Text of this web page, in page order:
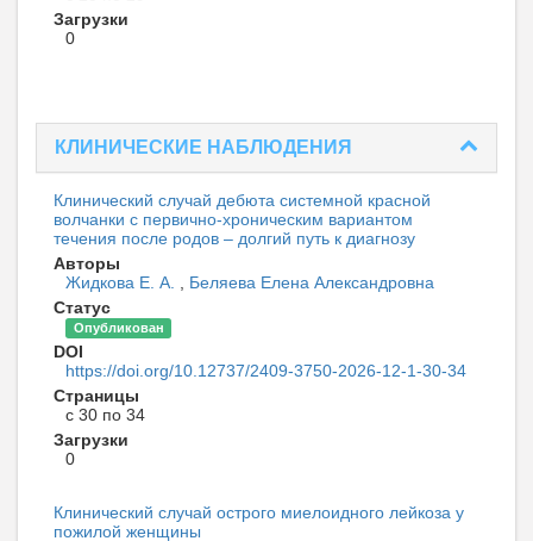
Загрузки
0
КЛИНИЧЕСКИЕ НАБЛЮДЕНИЯ
Клинический случай дебюта системной красной
волчанки с первично-хроническим вариантом
течения после родов – долгий путь к диагнозу
Авторы
Жидкова Е. А.
Беляева Елена Александровна
Статус
Опубликован
DOI
https://doi.org/10.12737/2409-3750-2026-12-1-30-34
Страницы
с 30 по 34
Загрузки
0
Клинический случай острого миелоидного лейкоза у
пожилой женщины